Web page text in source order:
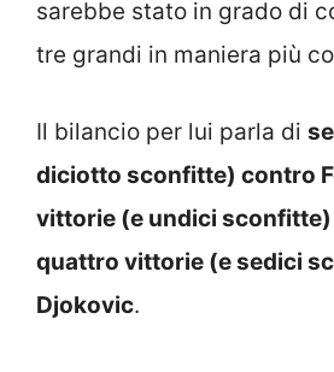
sarebbe stato in grado di
tre grandi in maniera più
Il bilancio per lui parla di
diciotto sconfitte) contro
vittorie (e undici sconfitte)
quattro vittorie (e sedici
Djokovic.